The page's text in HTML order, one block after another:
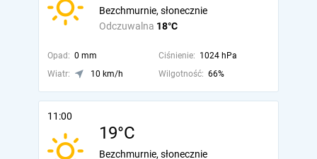
Odczuwalna 18°C
Bezchmurnie, słonecznie
Opad: 0 mm Ciśnienie: 1024 hPa
Wiatr:
10 km/h Wilgotność: 66%
11:00
19°C
Bezchmurnie, słonecznie